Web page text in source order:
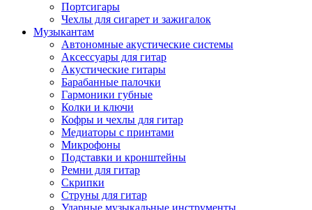
Портсигары
Чехлы для сигарет и зажигалок
Музыкантам
Автономные акустические системы
Аксессуары для гитар
Акустические гитары
Барабанные палочки
Гармоники губные
Колки и ключи
Кофры и чехлы для гитар
Медиаторы с принтами
Микрофоны
Подставки и кронштейны
Ремни для гитар
Скрипки
Струны для гитар
Ударные музыкальные инструменты